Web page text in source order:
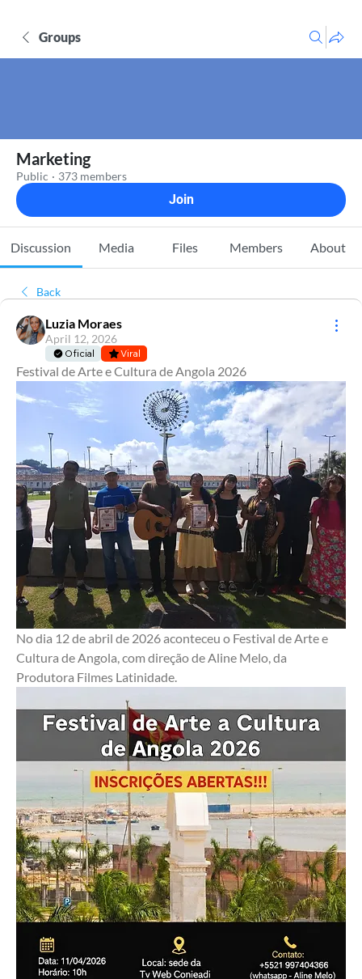
Groups
Marketing
Public · 373 members
Join
Discussion Media Files Members About
Back
Luzia Moraes
April 12, 2026
Oficial Viral
Festival de Arte e Cultura de Angola 2026
No dia 12 de abril de 2026 aconteceu o Festival de Arte e
Cultura de Angola, com direção de Aline Melo, da
Produtora Filmes Latinidade.